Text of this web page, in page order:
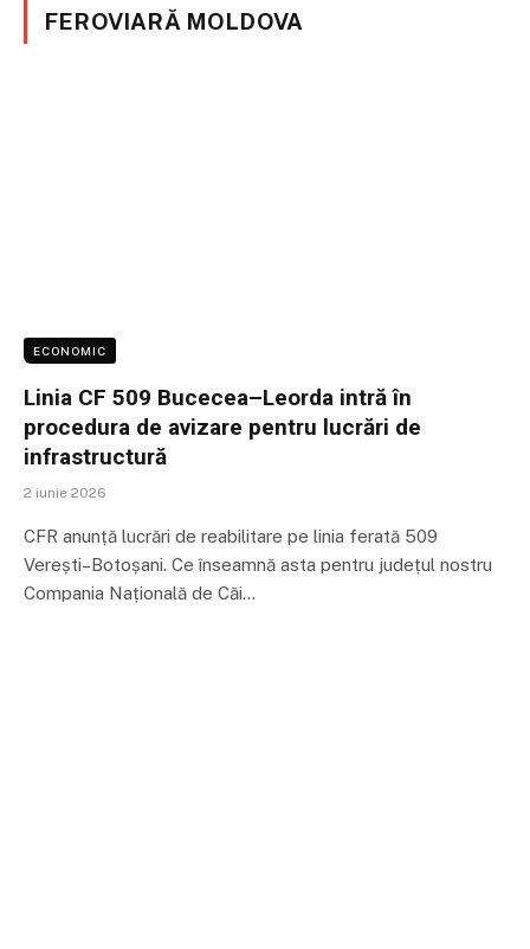
FEROVIARĂ MOLDOVA
ECONOMIC
Linia CF 509 Bucecea–Leorda intră în
procedura de avizare pentru lucrări de
infrastructură
2 iunie 2026
CFR anunță lucrări de reabilitare pe linia ferată 509
Verești–Botoșani. Ce înseamnă asta pentru județul nostru
Compania Națională de Căi…